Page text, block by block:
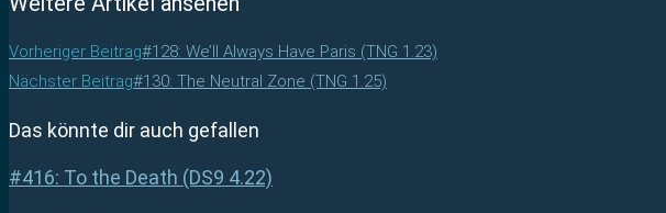
Vorheriger Beitrag#128: We’ll Always Have Paris (TNG 1.23)
Nächster Beitrag#130: The Neutral Zone (TNG 1.25)
Das könnte dir auch gefallen
#416: To the Death (DS9 4.22)